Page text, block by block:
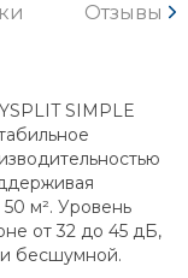
Отзывы
SIMPLE
м². Уровень
от 32 до 45 дБ,
бесшумной.